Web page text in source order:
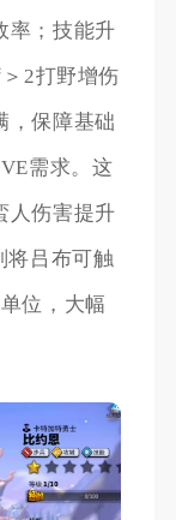
率；技能升
2打野增伤
，保障基础
需求。这
人伤害提升
将吕布可触
位，大幅